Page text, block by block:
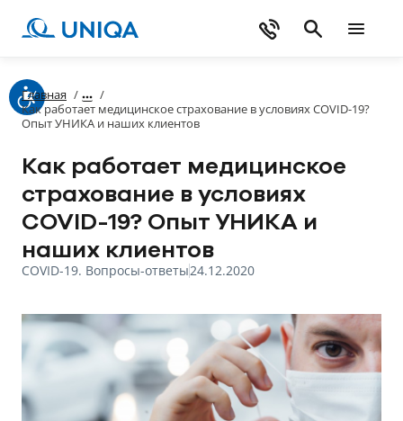
Главная /
/
Как работает медицинское страхование в условиях СOVID-19?
Опыт УНИКА и наших клиентов
Как работает медицинское
страхование в условиях
СOVID-19? Опыт УНИКА и
наших клиентов
COVID-19. Вопросы-ответы24.12.2020